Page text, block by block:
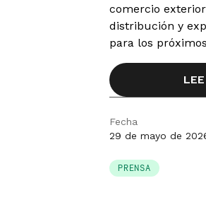
comercio
distribución y
para los
Fecha
29 de mayo de
PRENSA